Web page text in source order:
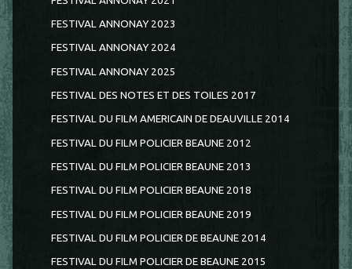
FESTIVAL ANNONAY 2023
FESTIVAL ANNONAY 2024
FESTIVAL ANNONAY 2025
FESTIVAL DES NOTES ET DES TOILES 2017
FESTIVAL DU FILM AMERICAIN DE DEAUVILLE 2014
FESTIVAL DU FILM POLICIER BEAUNE 2012
FESTIVAL DU FILM POLICIER BEAUNE 2013
FESTIVAL DU FILM POLICIER BEAUNE 2018
FESTIVAL DU FILM POLICIER BEAUNE 2019
FESTIVAL DU FILM POLICIER DE BEAUNE 2014
FESTIVAL DU FILM POLICIER DE BEAUNE 2015